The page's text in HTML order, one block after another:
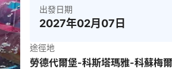
出發日期
2027年02月07日
途徑地
勞德代爾堡-科斯塔瑪雅-科蘇梅